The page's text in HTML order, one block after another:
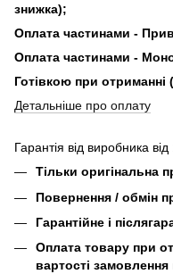
знижка);
Оплата частинами -
Оплата частинами -
Готівкою при
Детальніше про оплату
Гарантія від виробника від
Тільки оригінальна
Повернення / обмін
Гарантійне і
Оплата товару при
вартості замовлення